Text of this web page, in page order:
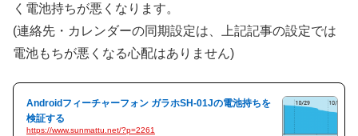
く電池持ちが悪くなります。
(連絡先・カレンダーの同期設定は、上記記事の設定では
電池もちが悪くなる心配はありません)
Androidフィーチャーフォン ガラホSH-01Jの電池持ちを
検証する
https://www.sunmattu.net/?p=2261